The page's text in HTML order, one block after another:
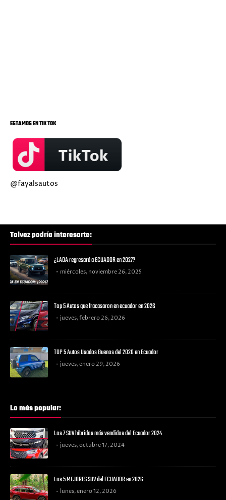
ESTAMOS EN TIK TOK
@fayalsautos
Talvez podría interesarte:
¿LADA regresará a ECUADOR en 2027?
miércoles, noviembre 26, 2025
Top 5 Autos que fracasaron en ecuador en 2026
jueves, febrero 26, 2026
TOP 5 Autos Usados Buenos del 2026 en Ecuador
jueves, enero 29, 2026
Lo más popular:
Los 7 SUV híbridos más vendidos del Ecuador 2024
jueves, octubre 17, 2024
Los 5 MEJORES SUV del ECUADOR en 2026
lunes, enero 12, 2026